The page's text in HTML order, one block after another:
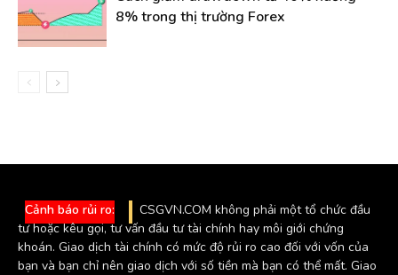
8% trong thị trường Forex
Cảnh báo rủi ro:
CSGVN.COM không phải một tổ chức đầu
tư hoặc kêu gọi, tư vấn đầu tư tài chính hay môi giới chứng
khoán. Giao dịch tài chính có mức độ rủi ro cao đối với vốn của
bạn và bạn chỉ nên giao dịch với số tiền mà bạn có thể mất. Giao